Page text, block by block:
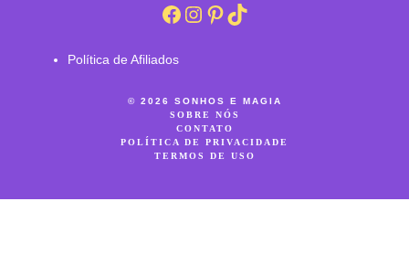
Facebook
Instagram
Pinterest
TikTok
Política de Afiliados
© 2026 SONHOS E MAGIA
SOBRE NÓS
CONTATO
POLÍTICA DE PRIVACIDADE
TERMOS DE USO